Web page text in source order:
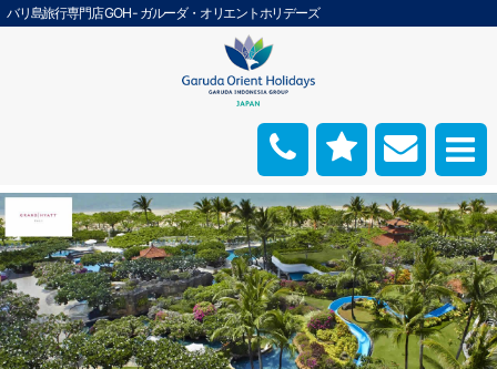
バリ島旅行専門店 GOH - ガルーダ・オリエントホリデーズ